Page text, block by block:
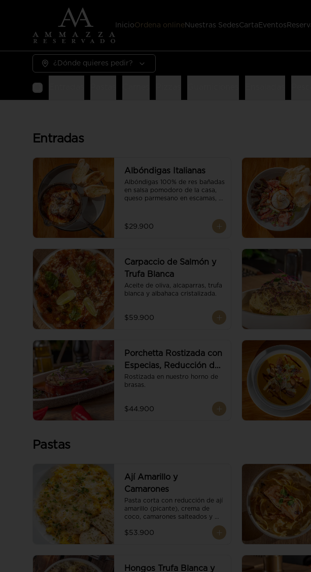
InicioOrdena online Nuestras SedesCarta Eventos
¿Dónde quieres pedir?
Entradas
Albóndigas Italianas
Albóndigas 100% de res bañadas
en salsa pomodoro de la casa,
queso parmesano en escamas,
$29.900
Carpaccio de Salmón y
Trufa Blanca
Aceite de oliva, alcaparras, trufa
blanca y albahaca cristalizada.
$59.900
Porchetta Rostizada con
Especias, Reducción de
Panela y Vino
Rostizada en nuestro horno de
brasas.
$44.900
Pastas
Ají Amarillo y
Camarones
Pasta corta con reducción de ají
amarillo (picante), crema de
coco, camarones salteados y
$53.900
Hongos Trufa Blanca y